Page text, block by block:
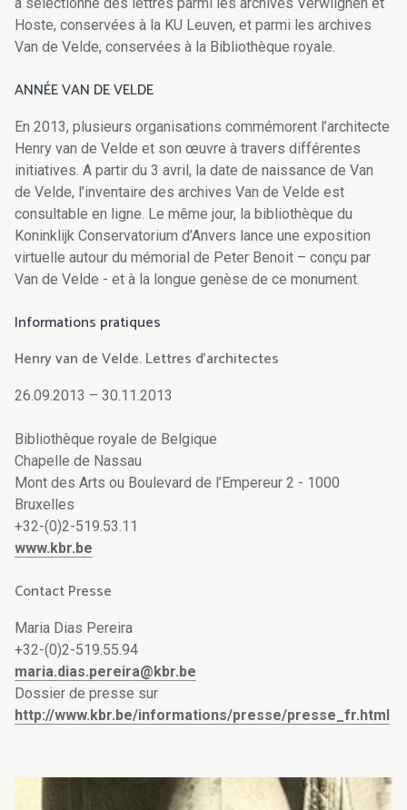
Hoste, conservées à la KU Leuven, et parmi les archives
Van de Velde, conservées à la Bibliothèque royale.
ANNÉE VAN DE VELDE
En 2013, plusieurs organisations commémorent l’architecte
Henry van de Velde et son œuvre à travers différentes
initiatives. A partir du 3 avril, la date de naissance de Van
de Velde, l’inventaire des archives Van de Velde est
consultable en ligne. Le même jour, la bibliothèque du
Koninklijk Conservatorium d’Anvers lance une exposition
virtuelle autour du mémorial de Peter Benoit – conçu par
Van de Velde - et à la longue genèse de ce monument.
Informations pratiques
Henry van de Velde. Lettres d’architectes
26.09.2013 – 30.11.2013
Bibliothèque royale de Belgique
Chapelle de Nassau
Mont des Arts ou Boulevard de l’Empereur 2 - 1000
Bruxelles
+32-(0)2-519.53.11
www.kbr.be
Contact Presse
Maria Dias Pereira
+32-(0)2-519.55.94
maria.dias.pereira@kbr.be
Dossier de presse sur
http://www.kbr.be/informations/presse/presse_fr.html